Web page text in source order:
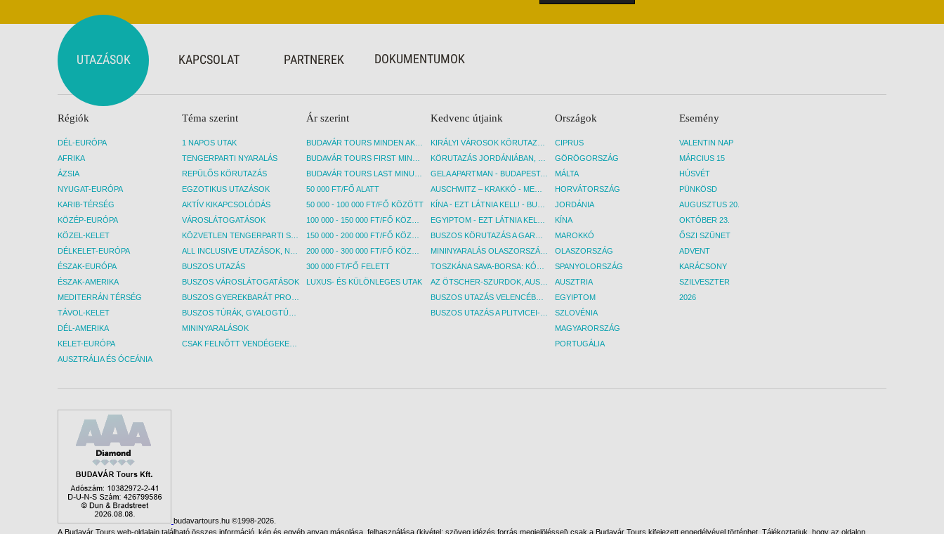
UTAZÁSOK KAPCSOLAT PARTNEREK DOKUMENTUMOK
Régiók
DÉL-EURÓPA
AFRIKA
ÁZSIA
NYUGAT-EURÓPA
KARIB-TÉRSÉG
KÖZÉP-EURÓPA
KÖZEL-KELET
DÉLKELET-EURÓPA
ÉSZAK-EURÓPA
ÉSZAK-AMERIKA
MEDITERRÁN TÉRSÉG
TÁVOL-KELET
DÉL-AMERIKA
KELET-EURÓPA
AUSZTRÁLIA ÉS ÓCEÁNIA
Téma szerint
1 NAPOS UTAK
TENGERPARTI NYARALÁS
REPÜLŐS KÖRUTAZÁS
EGZOTIKUS UTAZÁSOK
AKTÍV KIKAPCSOLÓDÁS
VÁROSLÁTOGATÁSOK
BUSZOS UTAZÁS
BUSZOS VÁROSLÁTOGATÁSOK
MININYARALÁSOK
Ár szerint
50 000 FT/FŐ ALATT
50 000 - 100 000 FT/FŐ KÖZÖTT
300 000 FT/FŐ FELETT
LUXUS- ÉS KÜLÖNLEGES UTAK
Kedvenc útjaink
GELA APARTMAN - BUDAPEST, REPÜLŐ
Országok
CIPRUS
GÖRÖGORSZÁG
MÁLTA
HORVÁTORSZÁG
JORDÁNIA
KÍNA
MAROKKÓ
OLASZORSZÁG
SPANYOLORSZÁG
AUSZTRIA
EGYIPTOM
SZLOVÉNIA
MAGYARORSZÁG
PORTUGÁLIA
Esemény
VALENTIN NAP
MÁRCIUS 15
HÚSVÉT
PÜNKÖSD
AUGUSZTUS 20.
OKTÓBER 23.
ŐSZI SZÜNET
ADVENT
KARÁCSONY
SZILVESZTER
2026
budavartours.hu ©1998-2026.
A Budavár Tours web-oldalain található összes információ, kép és egyéb anyag másolása, felhasználása (kivétel: szöveg idézés forrás megjelöléssel) csak a Budavár Tours kifejezett engedélyével történhet. Tájékoztatjuk, hogy az oldalon